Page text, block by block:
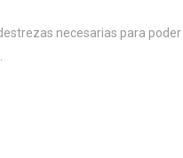
necesarias para